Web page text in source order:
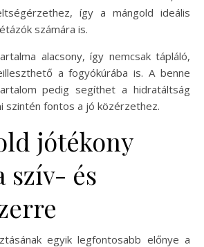
így a mángold ideális
számára is.
alacsony, így nemcsak tápláló,
a fogyókúrába is. A benne
pedig segíthet a hidratáltság
szintén fontos a jó közérzethez.
jótékony
szív- és
egyik legfontosabb előnye a